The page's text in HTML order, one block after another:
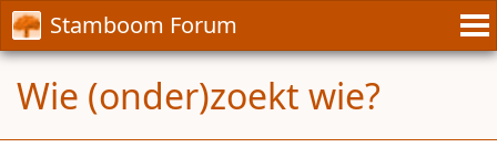
Stamboom Forum
Wie (onder)zoekt wie?